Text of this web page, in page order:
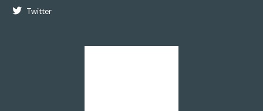
Twitter